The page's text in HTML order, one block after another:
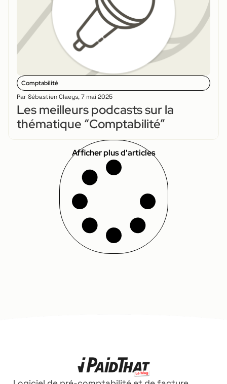
Comptabilité
Par Sébastien Claeys,7 mai 2025
Les meilleurs podcasts sur la
thématique “Comptabilité”
Afficher plus d'articles